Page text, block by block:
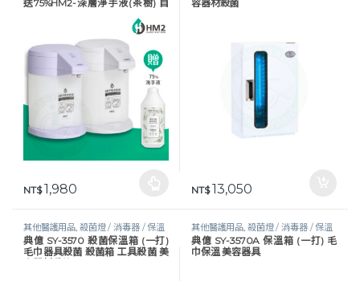
精 / 乾洗手,醫護器材,防疫物資
送75%HM2-深層淨手液(茶樹) 自
NT$1,980
此產品有多種款式。 可在產品頁面選擇選項
容器材殺菌
NT$13,050
其他醫護用品, 殺菌燈 / 消毒器 / 保溫
器,美體美容,醫護器材
典億 SY-3570 殺菌保溫箱 (一打)
毛巾器具殺菌 殺菌箱 工具殺菌 美
其他醫護用品, 殺菌燈 / 消毒器 / 保溫
器,美體美容,醫護器材
典億 SY-3570A 保溫箱 (一打) 毛
巾保溫 美容器具